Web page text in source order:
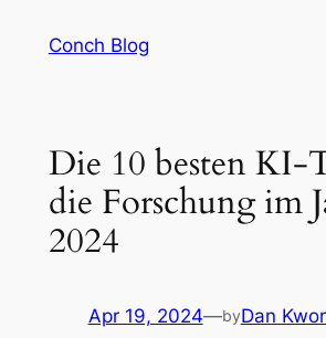
Conch Blog
Die 10 besten KI-
die Forschung im
2024
Apr 19, 2024—byDan